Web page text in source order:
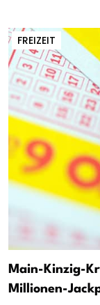
FREIZEIT
Main-Kinzig-
Millionen-